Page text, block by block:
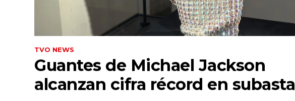
TVO NEWS
Guantes de Michael Jackson
alcanzan cifra récord en subasta